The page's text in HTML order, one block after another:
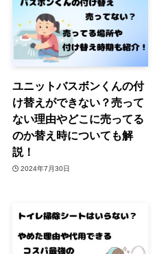
ユニットバスボンくんの付
け替えができない？売って
ない理由やどこに売ってる
のか替え時についても解
説！
2024年7月30日